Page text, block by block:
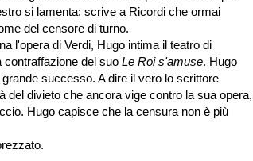
si lamenta: scrive a Ricordi che ormai
del censore di turno.
l'opera di Verdi, Hugo intima il teatro di
del suo Le Roi s'amuse. Hugo
successo. A dire il vero lo scrittore
divieto che ancora vige contro la sua opera,
Hugo capisce che la censura non è più